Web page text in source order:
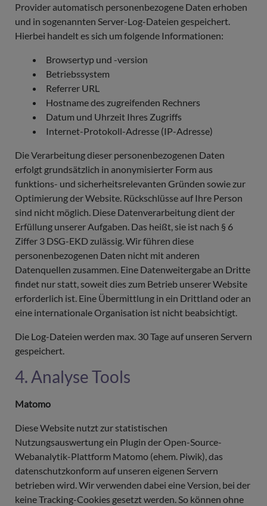
Provider automatisch personenbezogene Daten erhoben
und in sogenannten Server-Log-Dateien gespeichert.
Hierbei handelt es sich um folgende Informationen:
Browsertyp und -version
Betriebssystem
Referrer URL
Hostname des zugreifenden Rechners
Datum und Uhrzeit Ihres Zugriffs
Internet-Protokoll-Adresse (IP-Adresse)
Die Verarbeitung dieser personenbezogenen Daten
erfolgt grundsätzlich in anonymisierter Form aus
funktions- und sicherheitsrelevanten Gründen sowie zur
Optimierung der Website. Rückschlüsse auf Ihre Person
sind nicht möglich. Diese Datenverarbeitung dient der
Erfüllung unserer Aufgaben. Das heißt, sie ist nach § 6
Ziffer 3 DSG-EKD zulässig. Wir führen diese
personenbezogenen Daten nicht mit anderen
Datenquellen zusammen. Eine Datenweitergabe an Dritte
findet nur statt, soweit dies zum Betrieb unserer Website
erforderlich ist. Eine Übermittlung in ein Drittland oder an
eine internationale Organisation ist nicht beabsichtigt.
Die Log-Dateien werden max. 30 Tage auf unseren Servern
gespeichert.
4. Analyse Tools
Matomo
Diese Website nutzt zur statistischen
Nutzungsauswertung ein Plugin der Open-Source-
Webanalytik-Plattform Matomo (ehem. Piwik), das
datenschutzkonform auf unseren eigenen Servern
betrieben wird. Wir verwenden dabei eine Version, bei der
keine Tracking-Cookies gesetzt werden. So können ohne